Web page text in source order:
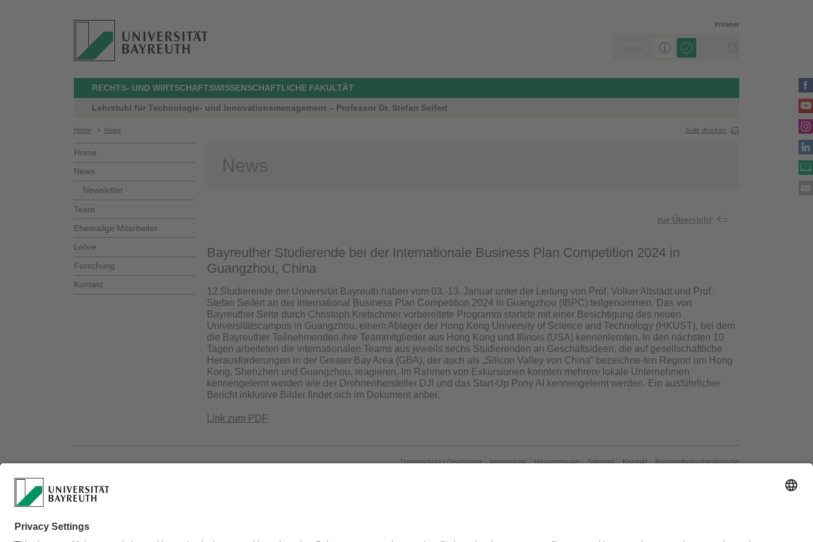
Intranet
RECHTS- UND WIRTSCHAFTSWISSENSCHAFTLICHE FAKULTÄT
Lehrstuhl für Technologie- und Innovationsmanagement – Professor Dr. Stefan Seifert
Home > News Seite drucken
Home
News
Newsletter
Team
Ehemalige Mitarbeiter
Lehre
Forschung
Kontakt
News
zur Übersicht
Bayreuther Studierende bei der Internationale Business Plan Competition 2024 in
Guangzhou, China
12 Studierende der Universität Bayreuth haben vom 03.-13. Januar unter der Leitung von Prof. Volker Altstädt und Prof.
Stefan Seifert an der International Business Plan Competition 2024 in Guangzhou (IBPC) teilgenommen. Das von
Bayreuther Seite durch Christoph Kretschmer vorbereitete Programm startete mit einer Besichtigung des neuen
Universitätscampus in Guangzhou, einem Ableger der Hong Kong University of Science and Technology (HKUST), bei dem
die Bayreuther Teilnehmenden ihre Teammitglieder aus Hong Kong und Illinois (USA) kennenlernten. In den nächsten 10
Tagen arbeiteten die internationalen Teams aus jeweils sechs Studierenden an Geschäftsideen, die auf gesellschaftliche
Herausforderungen in der Greater Bay Area (GBA), der auch als „Silicon Valley von China“ bezeichne-ten Region um Hong
Kong, Shenzhen und Guangzhou, reagieren. Im Rahmen von Exkursionen konnten mehrere lokale Unternehmen
kennengelernt werden wie der Drohnenhersteller DJI und das Start-Up Pony AI kennengelernt werden. Ein ausführlicher
Bericht inklusive Bilder findet sich im Dokument anbei.
Link zum PDF
Datenschutz / Disclaimer Impressum Hausordnung Sitemap Kontakt Barrierefreiheitserklärung